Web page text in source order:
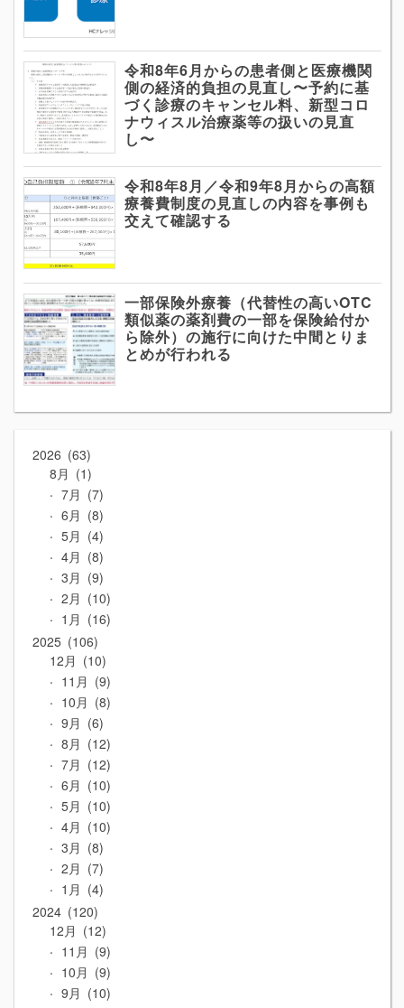
令和8年6月からの患者側と医療機関
側の経済的負担の見直し〜予約に基
づく診療のキャンセル料、新型コロ
ナウィスル治療薬等の扱いの見直
し〜
令和8年8月／令和9年8月からの高額
療養費制度の見直しの内容を事例も
交えて確認する
一部保険外療養（代替性の高いOTC
類似薬の薬剤費の一部を保険給付か
ら除外）の施行に向けた中間とりま
とめが行われる
2026
63
8月
1
7月
7
6月
8
5月
4
4月
8
3月
9
2月
10
1月
16
2025
106
12月
10
11月
9
10月
8
9月
6
8月
12
7月
12
6月
10
5月
10
4月
10
3月
8
2月
7
1月
4
2024
120
12月
12
11月
9
10月
9
9月
10